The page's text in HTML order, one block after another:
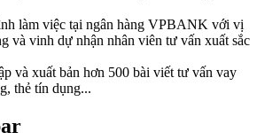
làm việc tại ngân hàng VPBANK với vị
và vinh dự nhận nhân viên tư vấn xuất sắc
và xuất bản hơn 500 bài viết tư vấn vay
thẻ tín dụng...